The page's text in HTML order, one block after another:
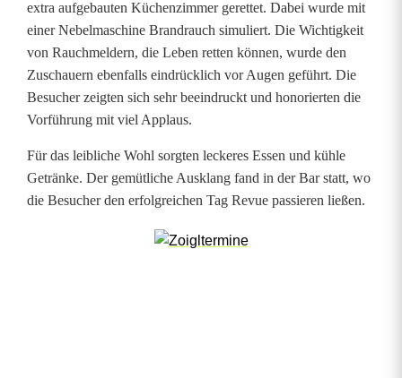
e
n
b
a
c
h
extra aufgebauten Küchenzimmer gerettet. Dabei wurde mit
einer Nebelmaschine Brandrauch simuliert. Die Wichtigkeit
von Rauchmeldern, die Leben retten können, wurde den
Zuschauern ebenfalls eindrücklich vor Augen geführt. Die
Besucher zeigten sich sehr beeindruckt und honorierten die
Vorführung mit viel Applaus.
Für das leibliche Wohl sorgten leckeres Essen und kühle
Getränke. Der gemütliche Ausklang fand in der Bar statt, wo
die Besucher den erfolgreichen Tag Revue passieren ließen.